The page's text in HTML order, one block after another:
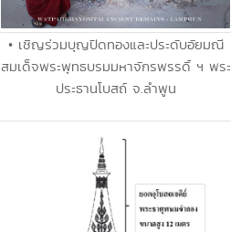
• เชิญร่วมบุญปิดทองและประดับอัยมณี
สมเด็จพระพุทธบรมมหาจักรพรรดิ์ ฯ พระ
ประธานโบสถ์ จ.ลำพูน